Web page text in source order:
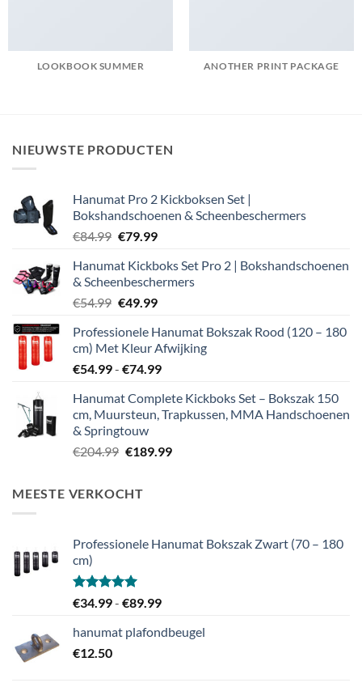
LOOKBOOK SUMMER ANOTHER PRINT PACKAGE
NIEUWSTE PRODUCTEN
Hanumat Pro 2 Kickboksen Set |
Bokshandschoenen & Scheenbeschermers
€84.99 Oorspronkelijke
was:
€84.99.
€79.99Huidige
is:
€79.99.
Hanumat Kickboks Set Pro 2 | Bokshandschoenen
& Scheenbeschermers
€54.99 Oorspronkelijke
was:
€54.99.
€49.99Huidige
is:
€49.99.
Professionele Hanumat Bokszak Rood (120 – 180
cm) Met Kleur Afwijking
€54.99- €74.99Prijsklasse:
tot
€74.99
Hanumat Complete Kickboks Set – Bokszak 150
cm, Muursteun, Trapkussen, MMA Handschoenen
& Springtouw
€204.99 Oorspronkelijke
€204.99.
€189.99Huidige
MEESTE VERKOCHT
Professionele Hanumat Bokszak Zwart (70 – 180
cm)
Gewaardeerd
€34.99- €89.99Prijsklasse:
tot
hanumat plafondbeugel
€12.50